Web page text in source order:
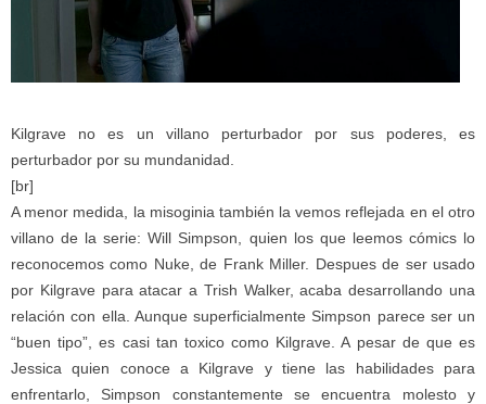
Kilgrave no es un villano perturbador por sus poderes, es
perturbador por su mundanidad.
[br]
A menor medida, la misoginia también la vemos reflejada en el otro
villano de la serie: Will Simpson, quien los que leemos cómics lo
reconocemos como Nuke, de Frank Miller. Despues de ser usado
por Kilgrave para atacar a Trish Walker, acaba desarrollando una
relación con ella. Aunque superficialmente Simpson parece ser un
“buen tipo”, es casi tan toxico como Kilgrave. A pesar de que es
Jessica quien conoce a Kilgrave y tiene las habilidades para
enfrentarlo, Simpson constantemente se encuentra molesto y